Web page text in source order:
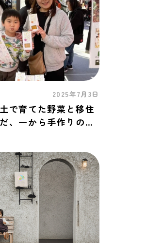
2025年7月3日
で育てた野菜と移住
、一から手作りの安